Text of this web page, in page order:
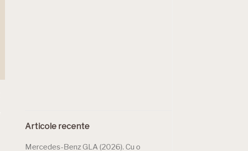
Articole recente
Mercedes-Benz GLA (2026). Cu o